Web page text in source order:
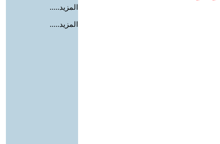
المزيد.....
المزيد.....